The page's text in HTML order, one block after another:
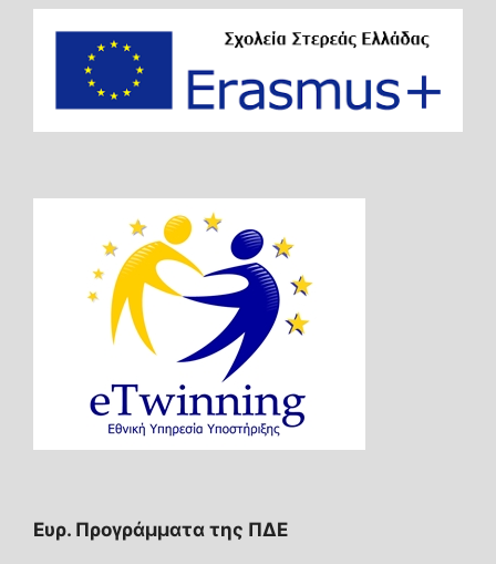
Ευρ. Προγράμματα της ΠΔΕ